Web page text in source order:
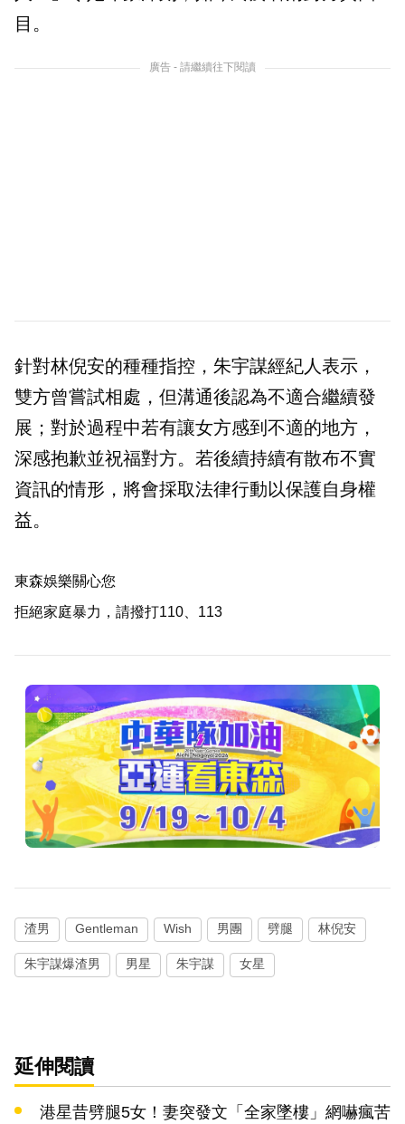
目。
廣告 - 請繼續往下閱讀
針對林倪安的種種指控，朱宇謀經紀人表示，
雙方曾嘗試相處，但溝通後認為不適合繼續發
展；對於過程中若有讓女方感到不適的地方，
深感抱歉並祝福對方。若後續持續有散布不實
資訊的情形，將會採取法律行動以保護自身權
益。
東森娛樂關心您
拒絕家庭暴力，請撥打110、113
渣男 Gentleman Wish 男團 劈腿 林倪安
朱宇謀爆渣男 男星 朱宇謀 女星
延伸閱讀
港星昔劈腿5女！妻突發文「全家墜樓」網嚇瘋苦